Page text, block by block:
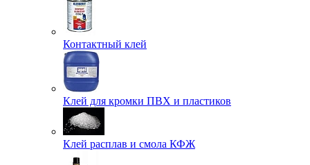
Контактный клей
Клей для кромки ПВХ и пластиков
Клей расплав и смола КФЖ